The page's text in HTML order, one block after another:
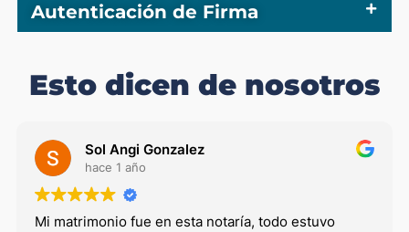
Autenticación de Firma
Esto dicen de nosotros
Sol Angi Gonzalez
hace 1 año
Mi matrimonio fue en esta notaría, todo estuvo